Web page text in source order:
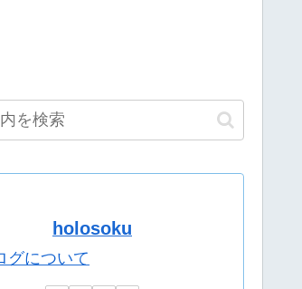
ら厳重注意されてお気持ち表明
安く飲めてイケメンにチヤホヤされる」
がいいよ
対行けないレベルで草
罪
雑談w』『千速はやっぱ湿度が高い』『に
holosoku
グについて